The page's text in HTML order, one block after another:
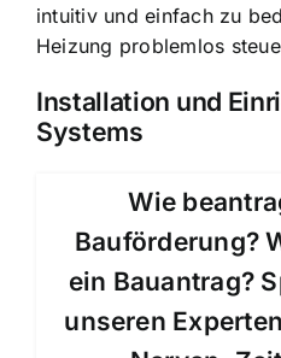
intuitiv und einfach zu
Heizung problemlos
Installation und
Systems
Wie
Bauförderung?
ein Bauantrag?
unseren